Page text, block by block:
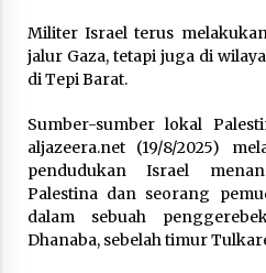
Kekuatan
April 22, 2026
Laporan
antara
saja Skenario
February 7,
Kalkulasi
Iran dan
Militer Israel terus
jalur Gaza, tetapi juga di
di Tepi Barat.
Sumber-sumber lokal
aljazeera.net (19/8/2025)
pendudukan Israel
Palestina dan seorang
dalam sebuah
Dhanaba, sebelah timur